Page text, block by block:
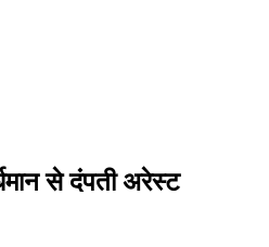
से दंपती अरेस्ट